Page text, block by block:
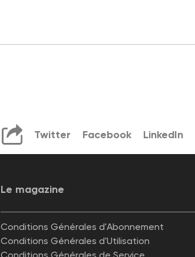
Twitter Facebook LinkedIn
Le magazine
Conditions Générales d'Abonnement
Conditions Générales d'Utilisation